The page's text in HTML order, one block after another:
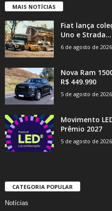
MAIS NOTÍCIAS
Fiat lança
Uno e Strada...
6 de agosto de 2026
Nova Ram
R$ 449.990
5 de agosto de 2026
Movimento
Prêmio 2027
5 de agosto de 2026
CATEGORIA POPULAR
Notícias